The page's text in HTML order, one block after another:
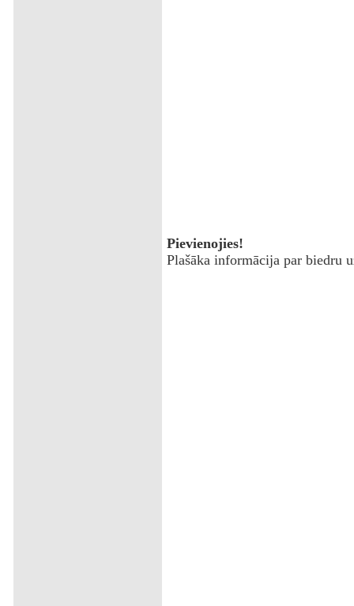
Pievienojies!
Plašāka informācija par biedru